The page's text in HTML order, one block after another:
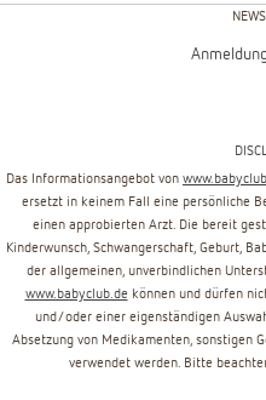
Das Informationsangebot von
ersetzt in keinem Fall eine persönliche
einen approbierten Arzt. Die bereit
Kinderwunsch, Schwangerschaft, Geburt,
der allgemeinen, unverbindlichen
www.babyclub.de können und dürfen
und/oder einer eigenständigen
Absetzung von Medikamenten, sonstigen
verwendet werden. Bitte